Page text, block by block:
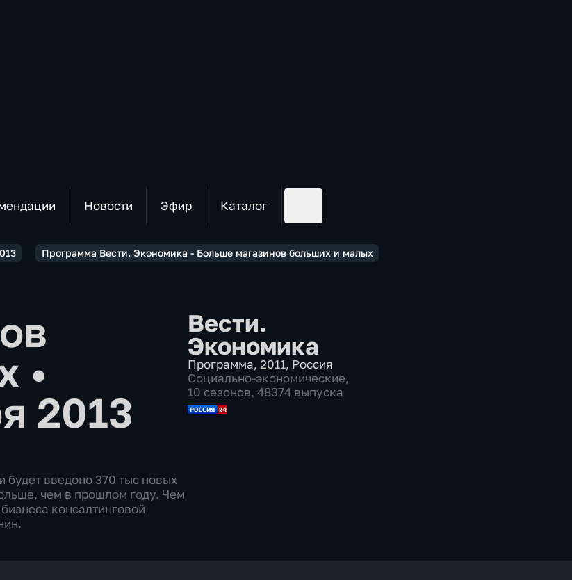
Новости Эфир Каталог
Программа Вести. Экономика - Больше магазинов больших и малых
•
2013
будет введоно 370 тыс новых
чем в прошлом году. Чем
консалтинговой
Вести.
Экономика
Программа, 2011, Россия
Социально-экономические,
10 сезонов, 48374 выпуска